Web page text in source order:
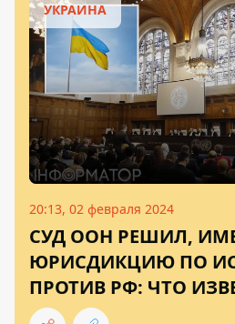
УКРАИНА
20:13, 02 февраля 2024
СУД ООН РЕШИЛ,
ЮРИСДИКЦИЮ ПО
ПРОТИВ РФ: ЧТО